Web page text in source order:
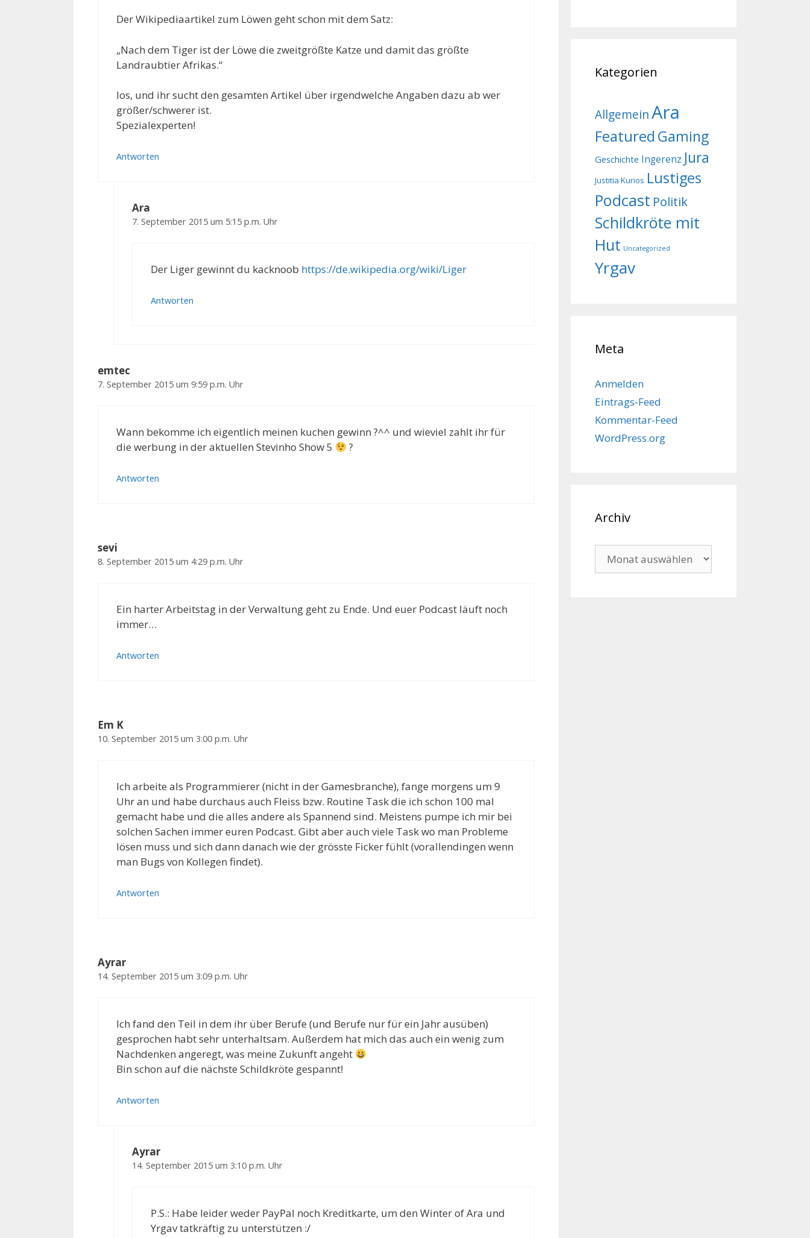
Der Wikipediaartikel zum Löwen geht schon mit dem Satz:
„Nach dem Tiger ist der Löwe die zweitgrößte Katze und damit das größte
Landraubtier Afrikas.“
los, und ihr sucht den gesamten Artikel über irgendwelche Angaben dazu ab wer
größer/schwerer ist.
Spezialexperten!
Antworten
Ara
7. September 2015 um 5:15 p.m. Uhr
Der Liger gewinnt du kacknoob https://de.wikipedia.org/wiki/Liger
Antworten
emtec
7. September 2015 um 9:59 p.m. Uhr
Wann bekomme ich eigentlich meinen kuchen gewinn ?^^ und wieviel zahlt ihr für
die werbung in der aktuellen Stevinho Show 5
?
Antworten
sevi
8. September 2015 um 4:29 p.m. Uhr
Ein harter Arbeitstag in der Verwaltung geht zu Ende. Und euer Podcast läuft noch
immer…
Antworten
Em K
10. September 2015 um 3:00 p.m. Uhr
Ich arbeite als Programmierer (nicht in der Gamesbranche), fange morgens um 9
Uhr an und habe durchaus auch Fleiss bzw. Routine Task die ich schon 100 mal
gemacht habe und die alles andere als Spannend sind. Meistens pumpe ich mir bei
solchen Sachen immer euren Podcast. Gibt aber auch viele Task wo man Probleme
lösen muss und sich dann danach wie der grösste Ficker fühlt (vorallendingen wenn
man Bugs von Kollegen findet).
Antworten
Ayrar
14. September 2015 um 3:09 p.m. Uhr
Ich fand den Teil in dem ihr über Berufe (und Berufe nur für ein Jahr ausüben)
gesprochen habt sehr unterhaltsam. Außerdem hat mich das auch ein wenig zum
Nachdenken angeregt, was meine Zukunft angeht
Bin schon auf die nächste Schildkröte gespannt!
Antworten
Ayrar
14. September 2015 um 3:10 p.m. Uhr
P.S.: Habe leider weder PayPal noch Kreditkarte, um den Winter of Ara und
Yrgav tatkräftig zu unterstützen :/
Kategorien
AllgemeinAra
Featured Gaming
Geschichte Ingerenz Jura
Justitia Kurios Lustiges
Podcast Politik
Schildkröte mit
Hut Uncategorized
Yrgav
Meta
Anmelden
Eintrags-Feed
Kommentar-Feed
WordPress.org
Archiv